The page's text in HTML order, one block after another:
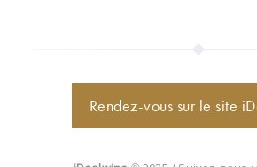
Rendez-vous sur le site